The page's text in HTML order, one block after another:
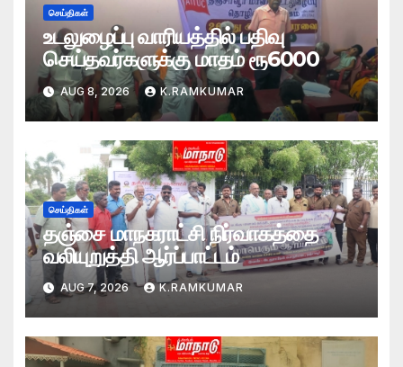
செய்திகள்
உடலுழைப்பு வாரியத்தில் பதிவு
செய்தவர்களுக்கு மாதம் ரூ6000
AUG 8, 2026 K.RAMKUMAR
செய்திகள்
தஞ்சை மாநகராட்சி நிர்வாகத்தை
வலியுறுத்தி ஆர்ப்பாட்டம்
AUG 7, 2026 K.RAMKUMAR